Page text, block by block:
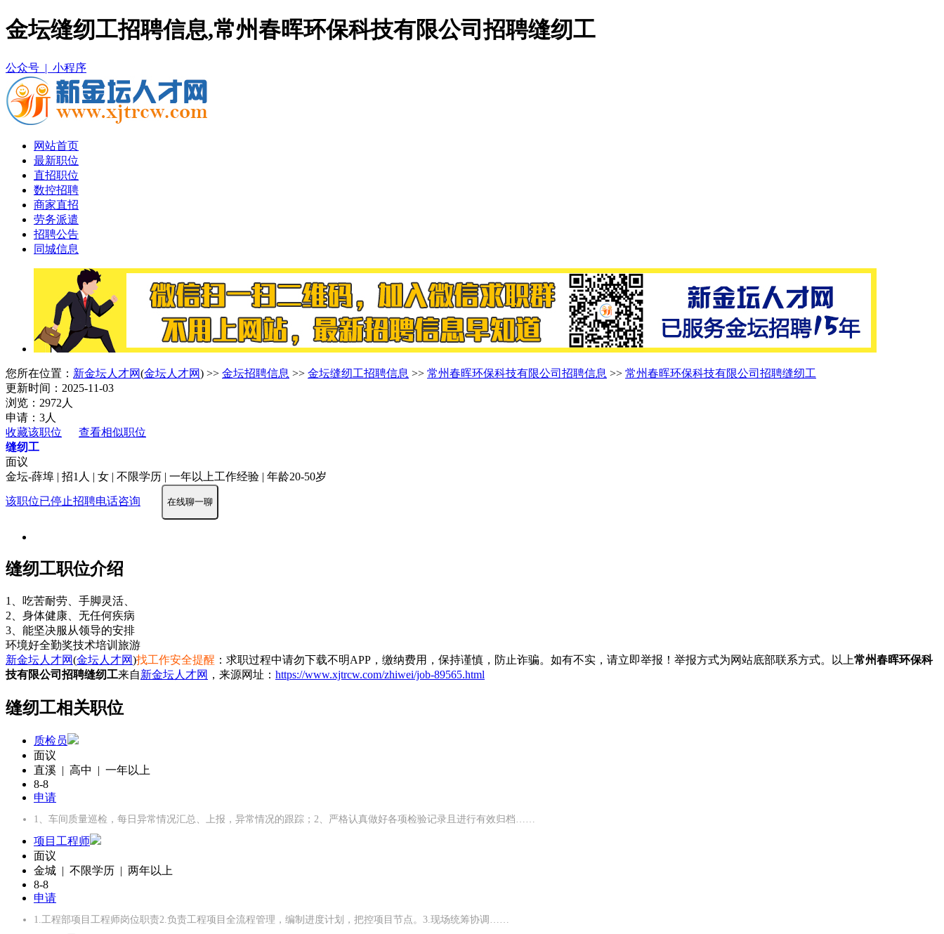
金坛缝纫工招聘信息,常州春晖环保科技有限公司招聘缝纫工
公众号 | 小程序
网站首页
最新职位
直招职位
数控招聘
商家直招
劳务派遣
招聘公告
同城信息
您所在位置： 新金坛人才网(金坛人才网) >> 金坛招聘信息 >> 金坛缝纫工招聘信息 >> 常州春晖环保科技有限公司招聘信息 >> 常州春晖环保科技有限公司招聘缝纫工
更新时间：2025-11-03
浏览：2972人
申请：3人
收藏该职位
查看相似职位
缝纫工
面议
金坛-薛埠 | 招1人 | 女 | 不限学历 | 一年以上工作经验 | 年龄20-50岁
该职位已停止招聘电话咨询 在线聊一聊
缝纫工职位介绍
1、吃苦耐劳、手脚灵活、
2、身体健康、无任何疾病
3、能坚决服从领导的安排
环境好全勤奖技术培训 旅游
新金坛人才网(金坛人才网)找工作安全提醒 ：求职过程中请勿下载不明APP，缴纳费用，保持谨慎，防止诈骗。如有不实，请立即举报！举报方式为网站底部联系方式。以上常州春晖环保科
技有限公司招聘缝纫工来自新金坛人才网 ，来源网址： https://www.xjtrcw.com/zhiwei/job-89565.html
缝纫工相关职位
质检员
面议
直溪 | 高中 | 一年以上
8-8
申请
1、车间质量巡检，每日异常情况汇总、上报，异常情况的跟踪；2、严格认真做好各项检验记录且进行有效归档……
项目工程师
面议
金城 | 不限学历 | 两年以上
8-8
申请
1.工程部项目工程师岗位职责2.负责工程项目全流程管理，编制进度计划，把控项目节点。3.现场统筹协调……